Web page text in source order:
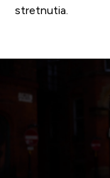
stretnutia.